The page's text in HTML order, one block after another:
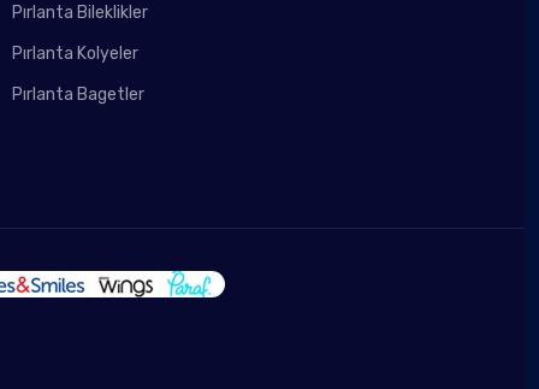
Pırlanta Bileklikler
Pırlanta Kolyeler
Pırlanta Bagetler